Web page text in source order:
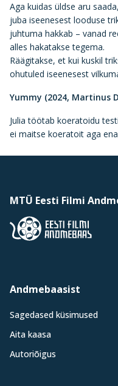
Aga kuidas üldse aru
juba iseenesest looduse
juhtuma hakkab – vanad
alles hakatakse tegema.
Räägitakse, et kui kuskil
ohutuled iseenesest
Yummy (2024, Martinus
Julia töötab koeratoidu
ei maitse koeratoit aga
MTÜ Eesti Filmi
Andmebaasist
Sagedased küsimused
Aita kaasa
Autoriõigus